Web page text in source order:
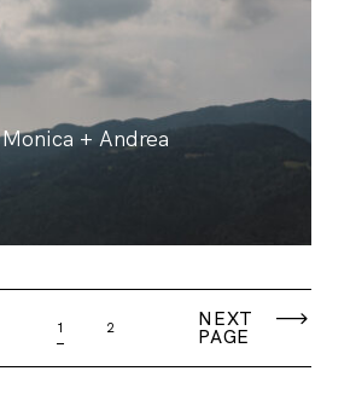
Monica + Andrea
1 2 NEXT
PAGE